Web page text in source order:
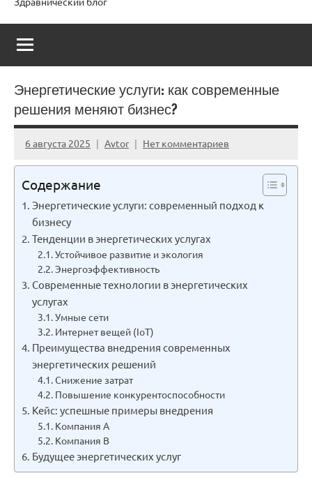
Энергетические услуги: как современные
решения меняют бизнес?
6 августа 2025 Avtor Нет комментариев
Содержание
Энергетические услуги: современный подход к
бизнесу
Тенденции в энергетических услугах
Устойчивое развитие и экология
Энергоэффективность
Современные технологии в энергетических
услугах
Умные сети
Интернет вещей (IoT)
Преимущества внедрения современных
энергетических решений
Снижение затрат
Повышение конкурентоспособности
Кейс: успешные примеры внедрения
Компания A
Компания B
Будущее энергетических услуг